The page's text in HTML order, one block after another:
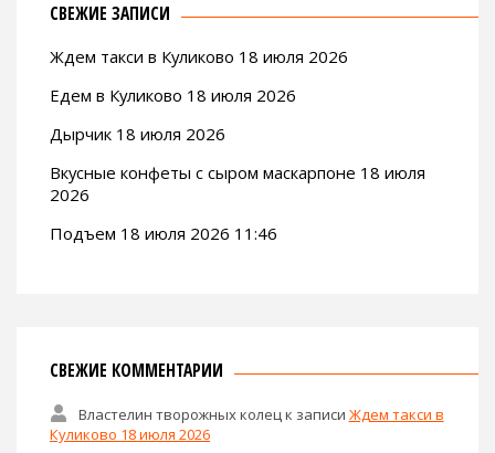
СВЕЖИЕ ЗАПИСИ
Ждем такси в Куликово 18 июля 2026
Едем в Куликово 18 июля 2026
Дырчик 18 июля 2026
Вкусные конфеты с сыром маскарпоне 18 июля
2026
Подъем 18 июля 2026 11:46
СВЕЖИЕ КОММЕНТАРИИ
Властелин творожных колецк записи Ждем такси в
Куликово 18 июля 2026